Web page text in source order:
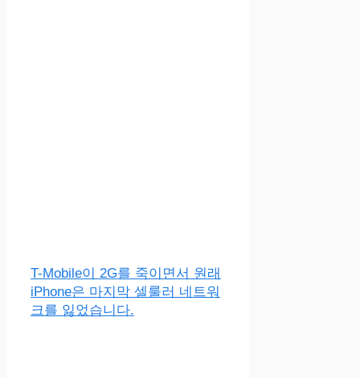
T-Mobile이 2G를 죽이면서 원래
iPhone은 마지막 셀룰러 네트워
크를 잃었습니다.